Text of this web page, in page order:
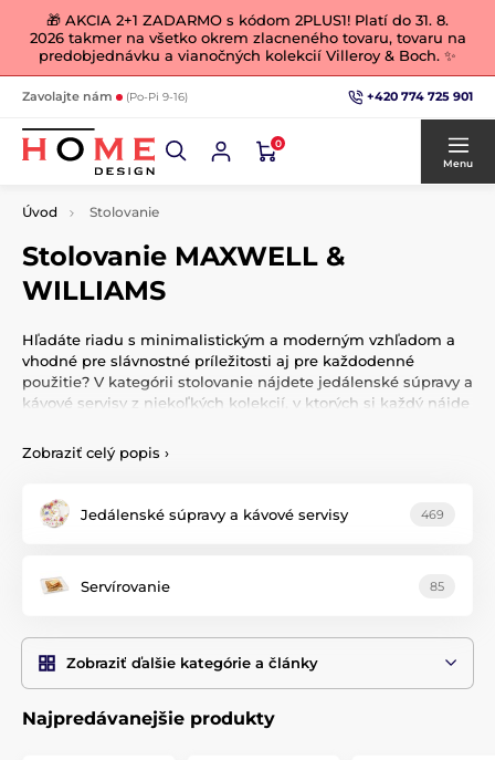
🎁 AKCIA 2+1 ZADARMO s kódom 2PLUS1! Platí do 31. 8.
2026 takmer na všetko okrem zlacneného tovaru, tovaru na
predobjednávku a vianočných kolekcií Villeroy & Boch. ✨
Zavolajte nám (Po-Pi 9-16) +420 774 725 901
0
Menu
Úvod Stolovanie
Stolovanie MAXWELL &
WILLIAMS
Hľadáte riadu s minimalistickým a moderným vzhľadom a
vhodné pre slávnostné príležitosti aj pre každodenné
použitie? V kategórii stolovanie nájdete jedálenské súpravy a
kávové servisy z niekoľkých kolekcií, v ktorých si každý nájde
samotná podkategórie servírovaní, v ktorej nájdete rôzne
doplnky, ako napríklad etažéry, soľničky a koreničky, tácky a
Zobraziť celý popis ›
Jedálenské súpravy a kávové servisy 469
Servírovanie 85
Zobraziť ďalšie kategórie a články
Najpredávanejšie produkty